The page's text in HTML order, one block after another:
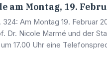
am Montag, 19.
Am Montag 19. Februar
Dr. Nicole Marmé und der
17.00 Uhr eine